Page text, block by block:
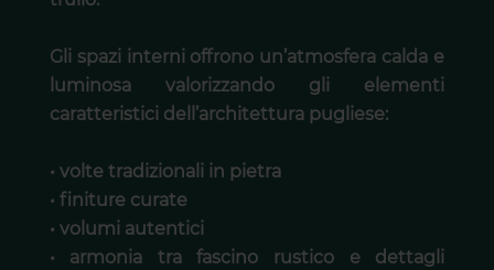
Gli spazi interni offrono un’atmosfera calda e
luminosa valorizzando gli elementi
caratteristici dell’architettura pugliese:
• volte tradizionali in pietra
• finiture curate
• volumi autentici
• armonia tra fascino rustico e dettagli